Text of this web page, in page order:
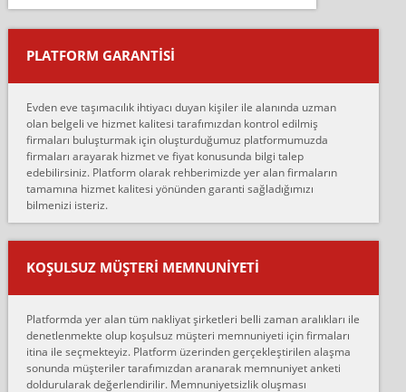
Salon duvarına bir baktım birisi boydan alüminyum renkli bantı
yapıştırm...
Murat:
çalıştıklarını, müş...
Ahmet:
Lüleburgaz güngünes evden eve naklyat eşyalarımı taşımak için
anlaştık sabah eve geldiklerinde de eşyalarımı düzgün şekilde
sarcaz demelerine r...
mehmet güldü:
Ankara ALİCANLAR NAKLİYAT Tutarsız ve ticari ahlak problemleri
var verdikleri fiyat teklifini arttırdılar. Sonrasında taşıma gününde
oldukça tutarsı...
Ankara Alicanlar naklyat tel 5465524025. 2600 TL'ye ankaradan
Konya ya Alicanlar naklyat la anlaştık bu şahıs evin taşınacağı gün
fiyatın mazoto gele...
PLATFORM GARANTİSİ
Evden eve taşımacılık ihtiyacı duyan kişiler ile alanında uzman
olan belgeli ve hizmet kalitesi tarafımızdan kontrol edilmiş
firmaları buluşturmak için oluşturduğumuz platformumuzda
firmaları arayarak hizmet ve fiyat konusunda bilgi talep
edebilirsiniz. Platform olarak rehberimizde yer alan firmaların
tamamına hizmet kalitesi yönünden garanti sağladığımızı
bilmenizi isteriz.
KOŞULSUZ MÜŞTERI MEMNUNIYETI
Platformda yer alan tüm nakliyat şirketleri belli zaman aralıkları ile
denetlenmekte olup koşulsuz müşteri memnuniyeti için firmaları
itina ile seçmekteyiz. Platform üzerinden gerçekleştirilen alaşma
sonunda müşteriler tarafımızdan aranarak memnuniyet anketi
doldurularak değerlendirilir. Memnuniyetsizlik oluşması